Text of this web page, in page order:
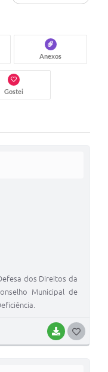
Anexos
Gostei
BAIXAR
dos Direitos da
Municipal de